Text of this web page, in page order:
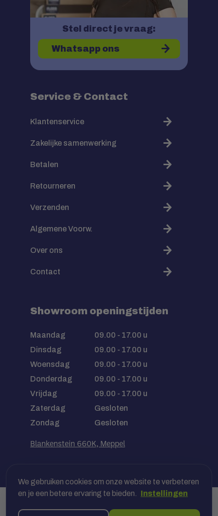
Stel direct je vraag:
Whatsapp ons
Service & Contact
Klantenservice
Zakelijke samenwerking
Betalen
Retourneren
Verzenden
Algemene Voorw.
Over ons
Contact
Showroom openingstijden
Maandag
09.00 - 17.00 u
Dinsdag
09.00 - 17.00 u
Woensdag
09.00 - 17.00 u
Donderdag
09.00 - 17.00 u
Vrijdag
09.00 - 17.00 u
Zaterdag
Gesloten
Zondag
Gesloten
Blankenstein 660K, Meppel
Veilig betalen met jouw bank, óf
We gebruiken cookies om onze website te verbeteren
en je een betere ervaring te bieden.
Instellingen